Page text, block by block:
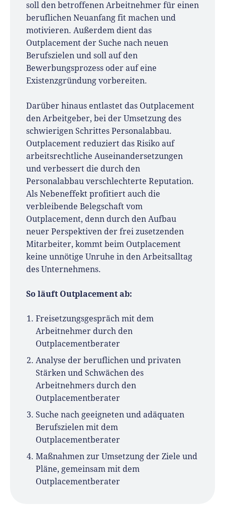
soll den betroffenen Arbeitnehmer für einen
beruflichen Neuanfang fit machen und
motivieren. Außerdem dient das
Outplacement der Suche nach neuen
Berufszielen und soll auf den
Bewerbungsprozess oder auf eine
Existenzgründung vorbereiten.
Darüber hinaus entlastet das Outplacement
den Arbeitgeber, bei der Umsetzung des
schwierigen Schrittes Personalabbau.
Outplacement reduziert das Risiko auf
arbeitsrechtliche Auseinandersetzungen
und verbessert die durch den
Personalabbau verschlechterte Reputation.
Als Nebeneffekt profitiert auch die
verbleibende Belegschaft vom
Outplacement, denn durch den Aufbau
neuer Perspektiven der frei zusetzenden
Mitarbeiter, kommt beim Outplacement
keine unnötige Unruhe in den Arbeitsalltag
des Unternehmens.
So läuft Outplacement ab:
Freisetzungsgespräch mit dem
Arbeitnehmer durch den
Outplacementberater
Analyse der beruflichen und privaten
Stärken und Schwächen des
Arbeitnehmers durch den
Outplacementberater
Suche nach geeigneten und adäquaten
Berufszielen mit dem
Outplacementberater
Maßnahmen zur Umsetzung der Ziele und
Pläne, gemeinsam mit dem
Outplacementberater